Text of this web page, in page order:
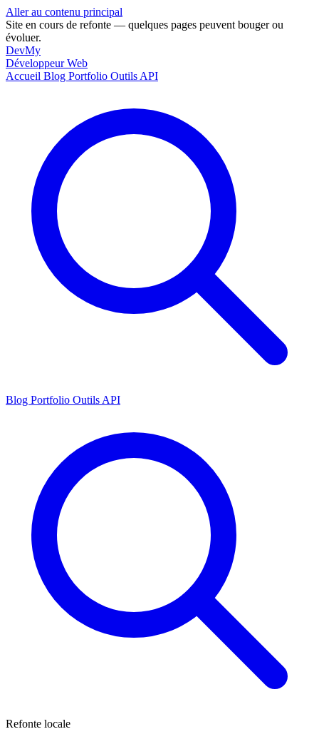
Aller au contenu principal
Site en cours de refonte — quelques pages peuvent bouger ou
évoluer.
DevMy
Développeur Web
Accueil Blog Portfolio Outils API
Blog Portfolio Outils API
Refonte locale